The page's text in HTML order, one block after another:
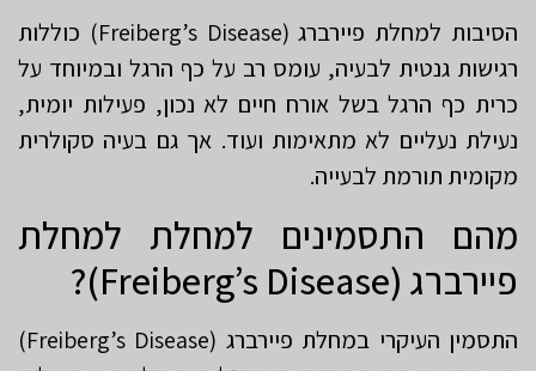
הסיבות למחלת פיירברג (Freiberg’s Disease) כוללות
רגישות גנטית לבעיה, עומס רב על כף הרגל ובמיוחד על
כרית כף הרגל בשל אורח חיים לא נכון, פעילות יומית,
נעילת נעליים לא מתאימות ועוד. אך גם בעיה סקולרית
מקומית תורמת לבעייה.
מהם התסמינים למחלת למחלת
פיירברג (Freiberg’s Disease)?
התסמין העיקרי במחלת פיירברג (Freiberg’s Disease)